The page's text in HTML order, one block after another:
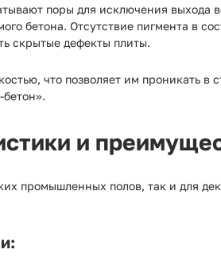
поры для исключения выхода
бетона. Отсутствие пигмента в
скрытые дефекты плиты.
что позволяет им проникать в
и
промышленных полов, так и для